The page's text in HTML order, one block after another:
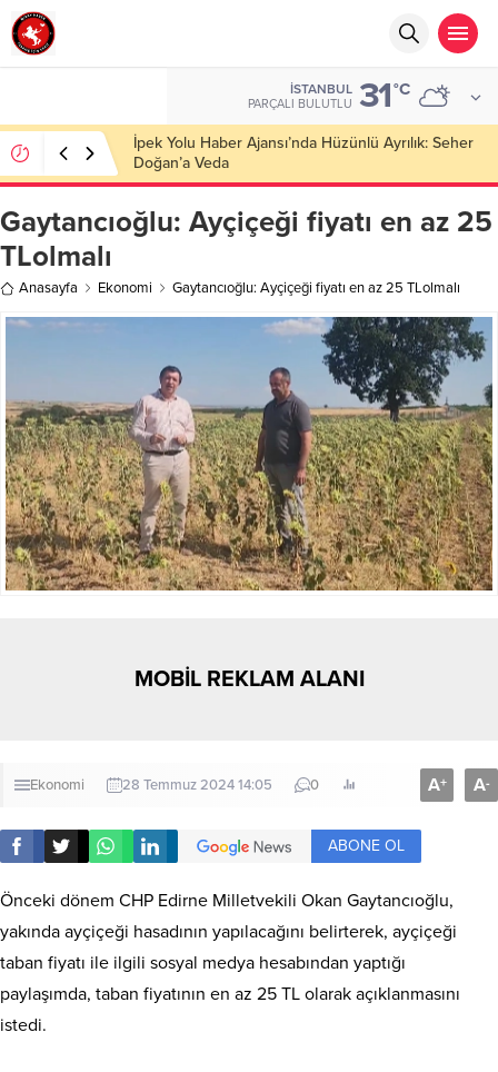
İSTANBUL
PARÇALI BULUTLU 31°C
İpek Yolu Haber Ajansı’nda Hüzünlü Ayrılık: Seher
Doğan’a Veda
Gaytancıoğlu: Ayçiçeği fiyatı en az 25
TLolmalı
Anasayfa Ekonomi Gaytancıoğlu: Ayçiçeği fiyatı en az 25 TLolmalı
MOBİL REKLAM ALANI
Ekonomi 28 Temmuz 2024 14:05 0 A+ A-
ABONE OL
Önceki dönem CHP Edirne Milletvekili Okan Gaytancıoğlu,
yakında ayçiçeği hasadının yapılacağını belirterek, ayçiçeği
taban fiyatı ile ilgili sosyal medya hesabından yaptığı
paylaşımda, taban fiyatının en az 25 TL olarak açıklanmasını
istedi.